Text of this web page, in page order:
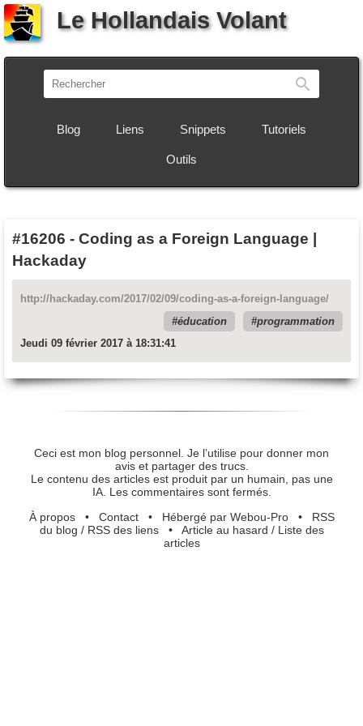
Le Hollandais Volant
Blog Liens Snippets Tutoriels
Outils
#16206 - Coding as a Foreign Language |
Hackaday
http://hackaday.com/2017/02/09/coding-as-a-foreign-language/
éducation
programmation
Jeudi 09 février 2017 à 18:31:41
Ceci est mon blog personnel. Je l’utilise pour donner mon
avis et partager des trucs.
Le contenu des articles est produit par un humain, pas une
IA. Les commentaires sont fermés.
À propos• Contact• Hébergé par Webou-Pro• RSS
du blog / RSS des liens• Article au hasard / Liste des
articles